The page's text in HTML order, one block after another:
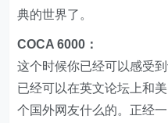
典的世界了。
COCA 6000：
这个时候你已经可以感受
已经可以在英文论坛上和
个国外网友什么的。正经